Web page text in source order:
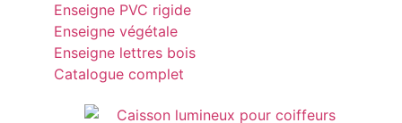
Enseigne PVC rigide
Enseigne végétale
Enseigne lettres bois
Catalogue complet